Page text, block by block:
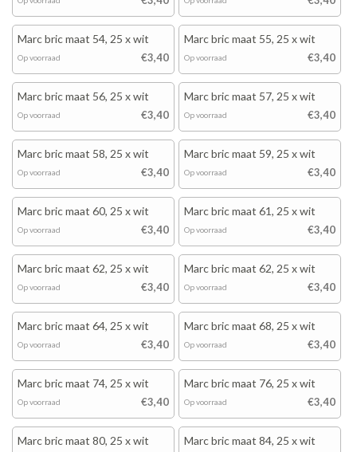
Marc bric maat 54, 25 x wit
€3,40
Op voorraad
Marc bric maat 55, 25 x wit
€3,40
Op voorraad
Marc bric maat 56, 25 x wit
€3,40
Op voorraad
Marc bric maat 57, 25 x wit
€3,40
Op voorraad
Marc bric maat 58, 25 x wit
€3,40
Op voorraad
Marc bric maat 59, 25 x wit
€3,40
Op voorraad
Marc bric maat 60, 25 x wit
€3,40
Op voorraad
Marc bric maat 61, 25 x wit
€3,40
Op voorraad
Marc bric maat 62, 25 x wit
€3,40
Op voorraad
Marc bric maat 62, 25 x wit
€3,40
Op voorraad
Marc bric maat 64, 25 x wit
€3,40
Op voorraad
Marc bric maat 68, 25 x wit
€3,40
Op voorraad
Marc bric maat 74, 25 x wit
€3,40
Op voorraad
Marc bric maat 76, 25 x wit
€3,40
Op voorraad
Marc bric maat 80, 25 x wit Marc bric maat 84, 25 x wit